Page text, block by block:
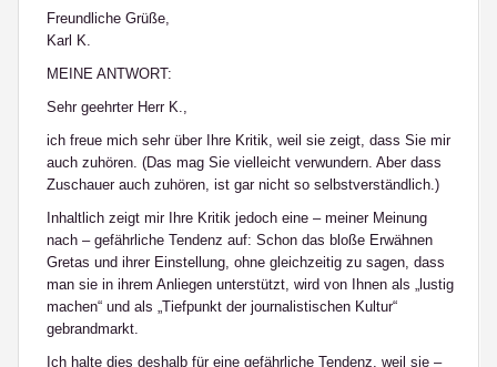
Freundliche Grüße,
Karl K.
MEINE ANTWORT:
Sehr geehrter Herr K.,
ich freue mich sehr über Ihre Kritik, weil sie zeigt, dass Sie mir
auch zuhören. (Das mag Sie vielleicht verwundern. Aber dass
Zuschauer auch zuhören, ist gar nicht so selbstverständlich.)
Inhaltlich zeigt mir Ihre Kritik jedoch eine – meiner Meinung
nach – gefährliche Tendenz auf: Schon das bloße Erwähnen
Gretas und ihrer Einstellung, ohne gleichzeitig zu sagen, dass
man sie in ihrem Anliegen unterstützt, wird von Ihnen als „lustig
machen“ und als „Tiefpunkt der journalistischen Kultur“
gebrandmarkt.
Ich halte dies deshalb für eine gefährliche Tendenz, weil sie –